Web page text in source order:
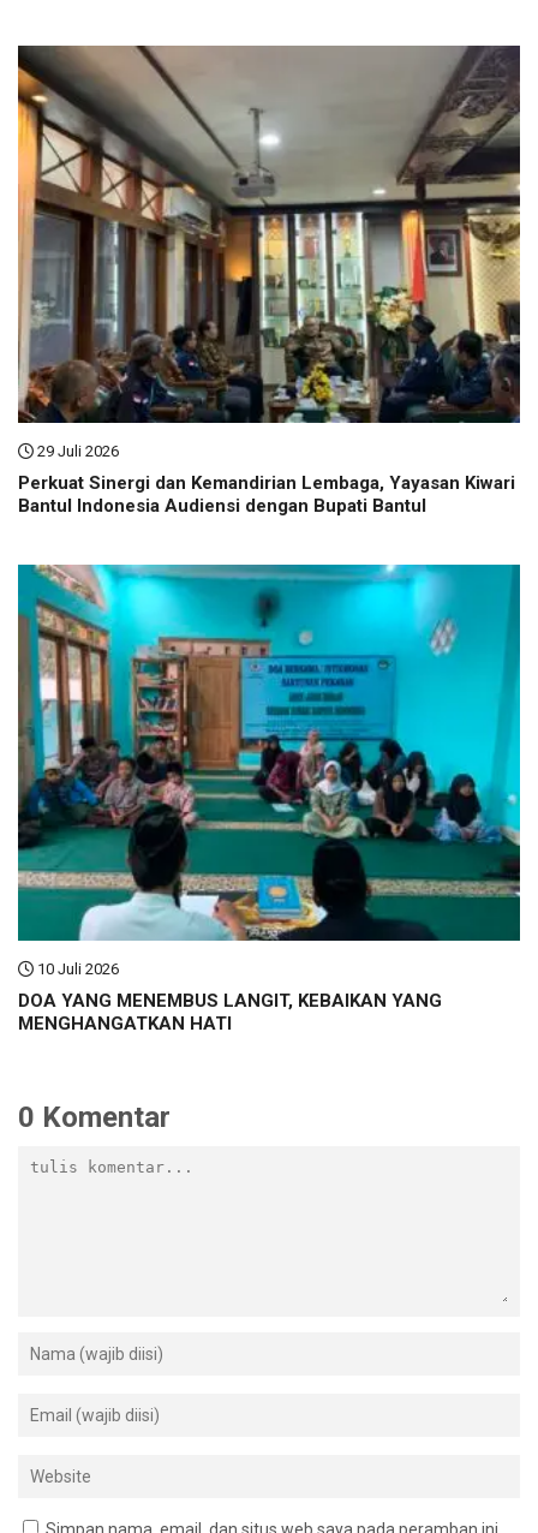
29 Juli 2026
Perkuat Sinergi dan Kemandirian Lembaga, Yayasan Kiwari
Bantul Indonesia Audiensi dengan Bupati Bantul
10 Juli 2026
DOA YANG MENEMBUS LANGIT, KEBAIKAN YANG
MENGHANGATKAN HATI
0 Komentar